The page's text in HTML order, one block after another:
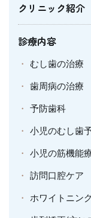
クリニック紹介
診療内容
むし歯の治療
歯周病の治療
予防歯科
小児のむし歯
小児の筋機能
訪問口腔ケア
ホワイトニン